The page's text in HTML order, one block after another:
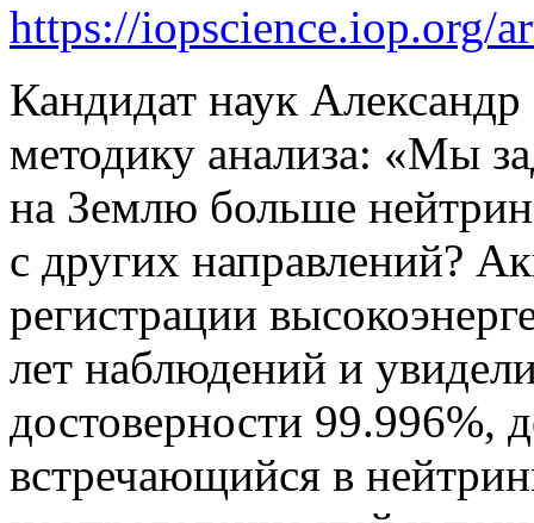
https://iopscience.iop.org/
Кандидат наук
методику анализа: «Мы
на Землю больше
с других направлений?
регистрации
лет наблюдений и
достоверности 99.996%,
встречающийся в